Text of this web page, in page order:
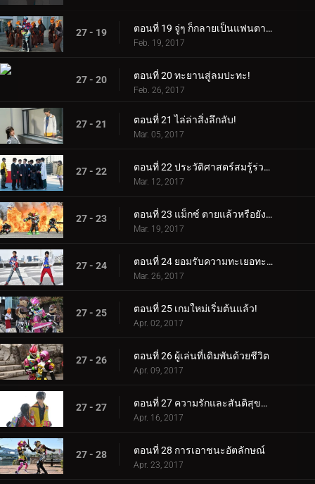
27 - 19 ตอนที่ 19 จู่ๆ ก็กลายเป็นแฟนตาซี?!
Feb. 19, 2017
27 - 20 ตอนที่ 20 ทะยานสู่ลมปะทะ!
Feb. 26, 2017
27 - 21 ตอนที่ 21 ไล่ล่าสิ่งลึกลับ!
Mar. 05, 2017
27 - 22 ตอนที่ 22 ประวัติศาสตร์สมรู้ร่วมคิด!
Mar. 12, 2017
27 - 23 ตอนที่ 23 แม็กซ์ ตายแล้วหรือยังมีชีวิตอยู่!
Mar. 19, 2017
27 - 24 ตอนที่ 24 ยอมรับความทะเยอทะยานของคุณและก้าวไปด้วยกัน!
Mar. 26, 2017
27 - 25 ตอนที่ 25 เกมใหม่เริ่มต้นแล้ว!
Apr. 02, 2017
27 - 26 ตอนที่ 26 ผู้เล่นที่เดิมพันด้วยชีวิต
Apr. 09, 2017
27 - 27 ตอนที่ 27 ความรักและสันติสุขแด่วิกเตอร์!
Apr. 16, 2017
27 - 28 ตอนที่ 28 การเอาชนะอัตลักษณ์
Apr. 23, 2017